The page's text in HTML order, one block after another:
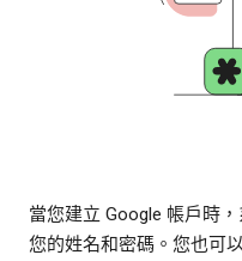
當您建立 Google 帳戶時
您的姓名和密碼。您也可